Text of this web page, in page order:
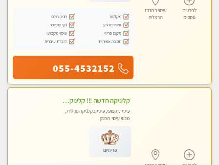
לפרטים
נוספים
עיסוי במרכז
הרצליה
מקלחת
חניה חינם
עיסוי מרגיע
נקי ומסודר
מקום פרטי
עיסוי מקצועי
תמונה אמיתית
דוברת עיברית
055-4532152
קליניקה חדשה !!! קליניקה פרטית ואיכותית במיוחד בהרצליה
עיסוי מקצועי, עיסוי בקלניקה פרטית,
מכוני עיסוי מפנק
פרימיום